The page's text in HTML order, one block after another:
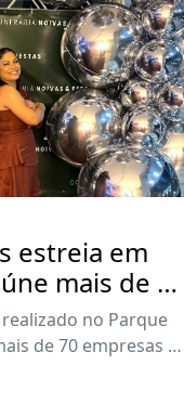
estreia em
mais de 70
universo
do Peão
no Parque
de 70 empresas do